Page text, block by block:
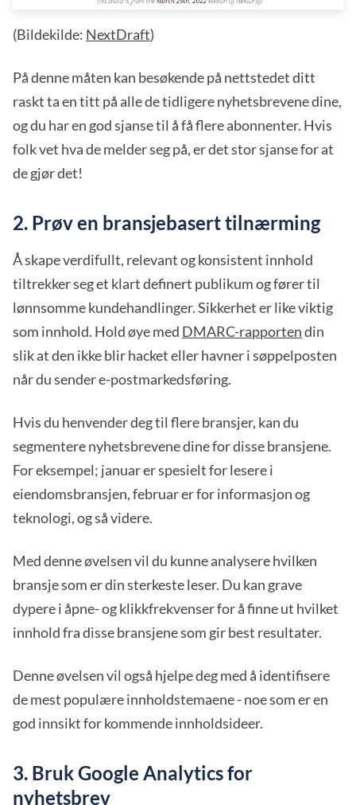
(Bildekilde: NextDraft)
På denne måten kan besøkende på nettstedet ditt
raskt ta en titt på alle de tidligere nyhetsbrevene dine,
og du har en god sjanse til å få flere abonnenter. Hvis
folk vet hva de melder seg på, er det stor sjanse for at
de gjør det!
2. Prøv en bransjebasert tilnærming
Å skape verdifullt, relevant og konsistent innhold
tiltrekker seg et klart definert publikum og fører til
lønnsomme kundehandlinger. Sikkerhet er like viktig
som innhold. Hold øye med DMARC-rapportendin
slik at den ikke blir hacket eller havner i søppelposten
når du sender e-postmarkedsføring.
Hvis du henvender deg til flere bransjer, kan du
segmentere nyhetsbrevene dine for disse bransjene.
For eksempel; januar er spesielt for lesere i
eiendomsbransjen, februar er for informasjon og
teknologi, og så videre.
Med denne øvelsen vil du kunne analysere hvilken
bransje som er din sterkeste leser. Du kan grave
dypere i åpne- og klikkfrekvenser for å finne ut hvilket
innhold fra disse bransjene som gir best resultater.
Denne øvelsen vil også hjelpe deg med å identifisere
de mest populære innholdstemaene - noe som er en
god innsikt for kommende innholdsideer.
3. Bruk Google Analytics for
nyhetsbrev